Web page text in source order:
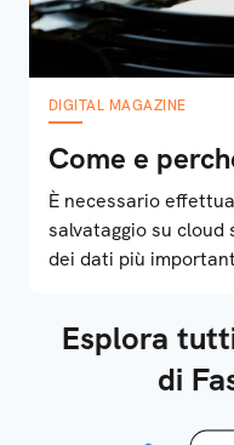
DIGITAL MAGAZINE
Come e
È necessario
salvataggio su
dei dati più
Esplora
di